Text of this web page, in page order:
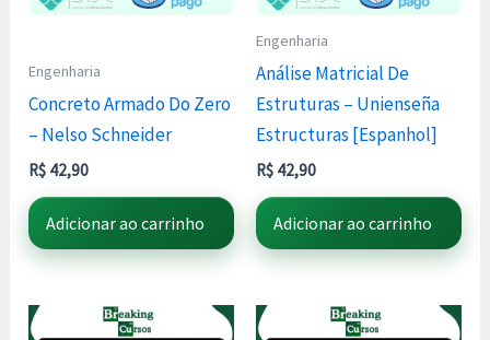
Engenharia
Concreto Armado Do Zero
– Nelso Schneider
R$ 42,90
Adicionar ao carrinho
Engenharia
Análise Matricial De
Estruturas – Unienseña
Estructuras [Espanhol]
R$ 42,90
Adicionar ao carrinho